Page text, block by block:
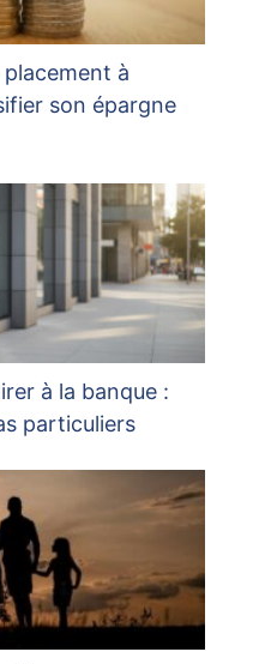
placement à
son épargne
à la banque :
particuliers